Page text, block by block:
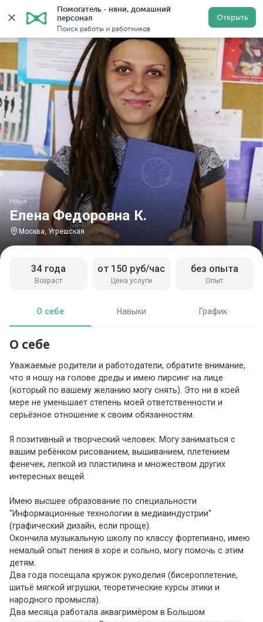
Помогатель - няни, домашний
персонал
Поиск работы и работников
Открыть
Главная Няни Няни в Москве Няни у метро
Елена Федоровна К.
Няня
Москва, Угрешская
Возраст
34 года
Цена услуги
от 150 руб/час
Опыт
без опыта
О себе Навыки График
О себе
Уважаемые родители и работодатели, обратите внимание,
что я ношу на голове дреды и имею пирсинг на лице
(который по вашему желанию могу снять). Это ни в коей
мере не уменьшает степень моей ответственности и
серьёзное отношение к своим обязанностям.
Я позитивный и творческий человек. Могу заниматься с
вашим ребёнком рисованием, вышиванием, плетением
фенечек, лепкой из пластилина и множеством других
интересных вещей.
Имею высшее образование по специальности
"Информационные технологии в медиаиндустрии"
(графический дизайн, если проще).
Окончила музыкальную школу по классу фортепиано, имею
немалый опыт пения в хоре и сольно, могу помочь с этим
детям.
Два года посещала кружок рукоделия (бисероплетение,
шитьё мягкой игрушки, теоретические курсы этики и
народного промысла).
Два месяца работала аквагримёром в Большом